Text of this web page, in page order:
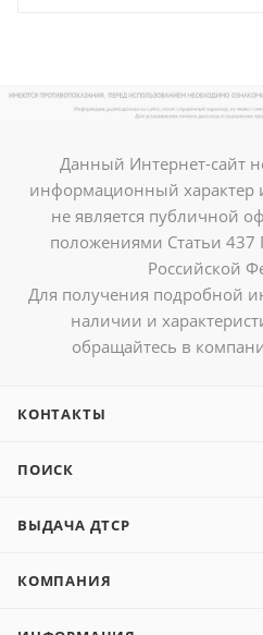
Данный Интернет-сайт
информационный характер
не является публичной
положениями Статьи 437
Российской
Для получения подробной
наличии и
обращайтесь в
КОНТАКТЫ
ПОИСК
ВЫДАЧА ДТСР
КОМПАНИЯ